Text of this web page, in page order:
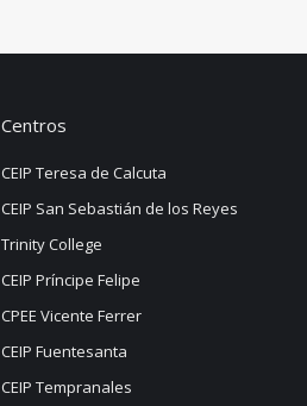
Centros
CEIP Teresa de Calcuta
CEIP San Sebastián de los Reyes
Trinity College
CEIP Príncipe Felipe
CPEE Vicente Ferrer
CEIP Fuentesanta
CEIP Tempranales